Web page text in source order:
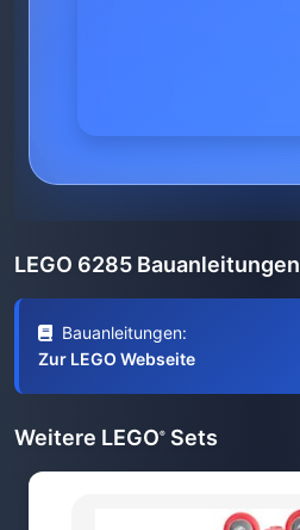
LEGO 6285 Bauanleitungen
Bauanleitungen:
Zur LEGO Webseite
Weitere LEGO® Sets